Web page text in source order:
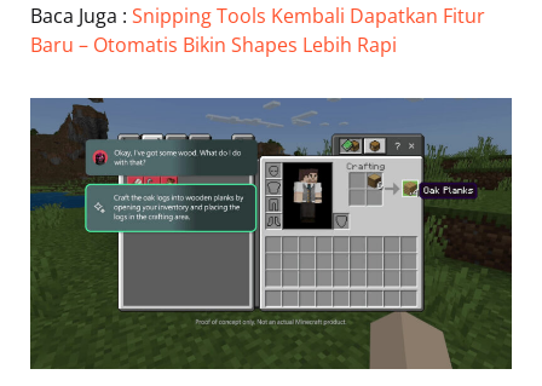
Baca Juga : Snipping Tools Kembali Dapatkan Fitur
Baru – Otomatis Bikin Shapes Lebih Rapi